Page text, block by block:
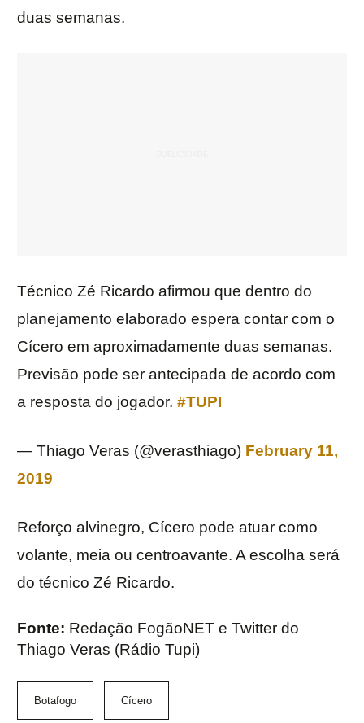
duas semanas.
Técnico Zé Ricardo afirmou que dentro do
planejamento elaborado espera contar com o
Cícero em aproximadamente duas semanas.
Previsão pode ser antecipada de acordo com
a resposta do jogador. #TUPI
— Thiago Veras (@verasthiago) February 11,
2019
Reforço alvinegro, Cícero pode atuar como
volante, meia ou centroavante. A escolha será
do técnico Zé Ricardo.
Fonte: Redação FogãoNET e Twitter do
Thiago Veras (Rádio Tupi)
Botafogo Cícero